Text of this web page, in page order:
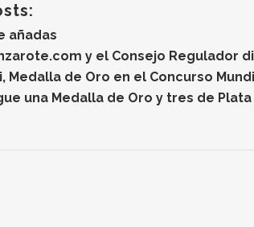
añadas
y el Consejo Regulador
Medalla de Oro en el Concurso
una Medalla de Oro y tres de